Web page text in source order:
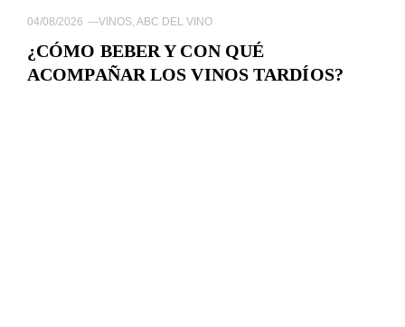
04/08/2026 —VINOS ABC DEL VINO
¿CÓMO BEBER Y CON QUÉ
ACOMPAÑAR LOS VINOS TARDÍOS?